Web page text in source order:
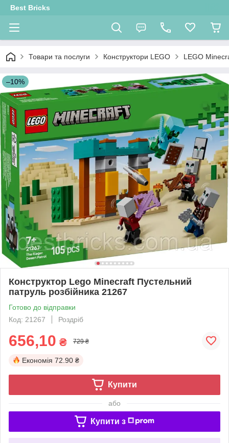
Best Bricks
Товари та послуги Конструктори LEGO LEGO
–10%
Конструктор Lego Minecraft Пустельний
патруль розбійника 21267
Готово до відправки
Код: 21267
Роздріб
656,10 ₴ 729 ₴
Економія 72.90 ₴
Купити
або
Купити з